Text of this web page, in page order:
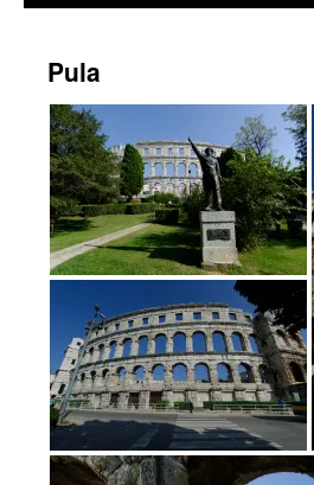
contenu
Pula